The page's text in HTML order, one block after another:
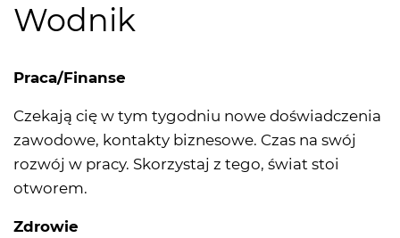
Wodnik
Praca/Finanse
Czekają cię w tym tygodniu nowe doświadczenia
zawodowe, kontakty biznesowe. Czas na swój
rozwój w pracy. Skorzystaj z tego, świat stoi
otworem.
Zdrowie